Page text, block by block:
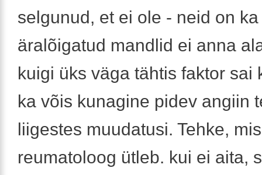
selgunud, et ei ole - neid on
äralõigatud mandlid ei anna
kuigi üks väga tähtis faktor sai
ka võis kunagine pidev angiin
liigestes muudatusi. Tehke,
reumatoloog ütleb. kui ei aita,